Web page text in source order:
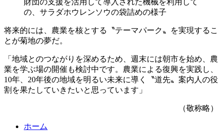
の、サラダホウレンソウの袋詰めの様子
将来的には、農業を核とする〝テーマパーク〟を実現するこ
とが菊地の夢だ。
「地域とのつながりを深めるため、週末には朝市を始め、農
業を学ぶ場の開催も検討中です。農業による復興を実践し、
10年、20年後の地域を明るい未来に導く〝道先〟案内人の役
割を果たしていきたいと思っています」
（敬称略）
ホーム